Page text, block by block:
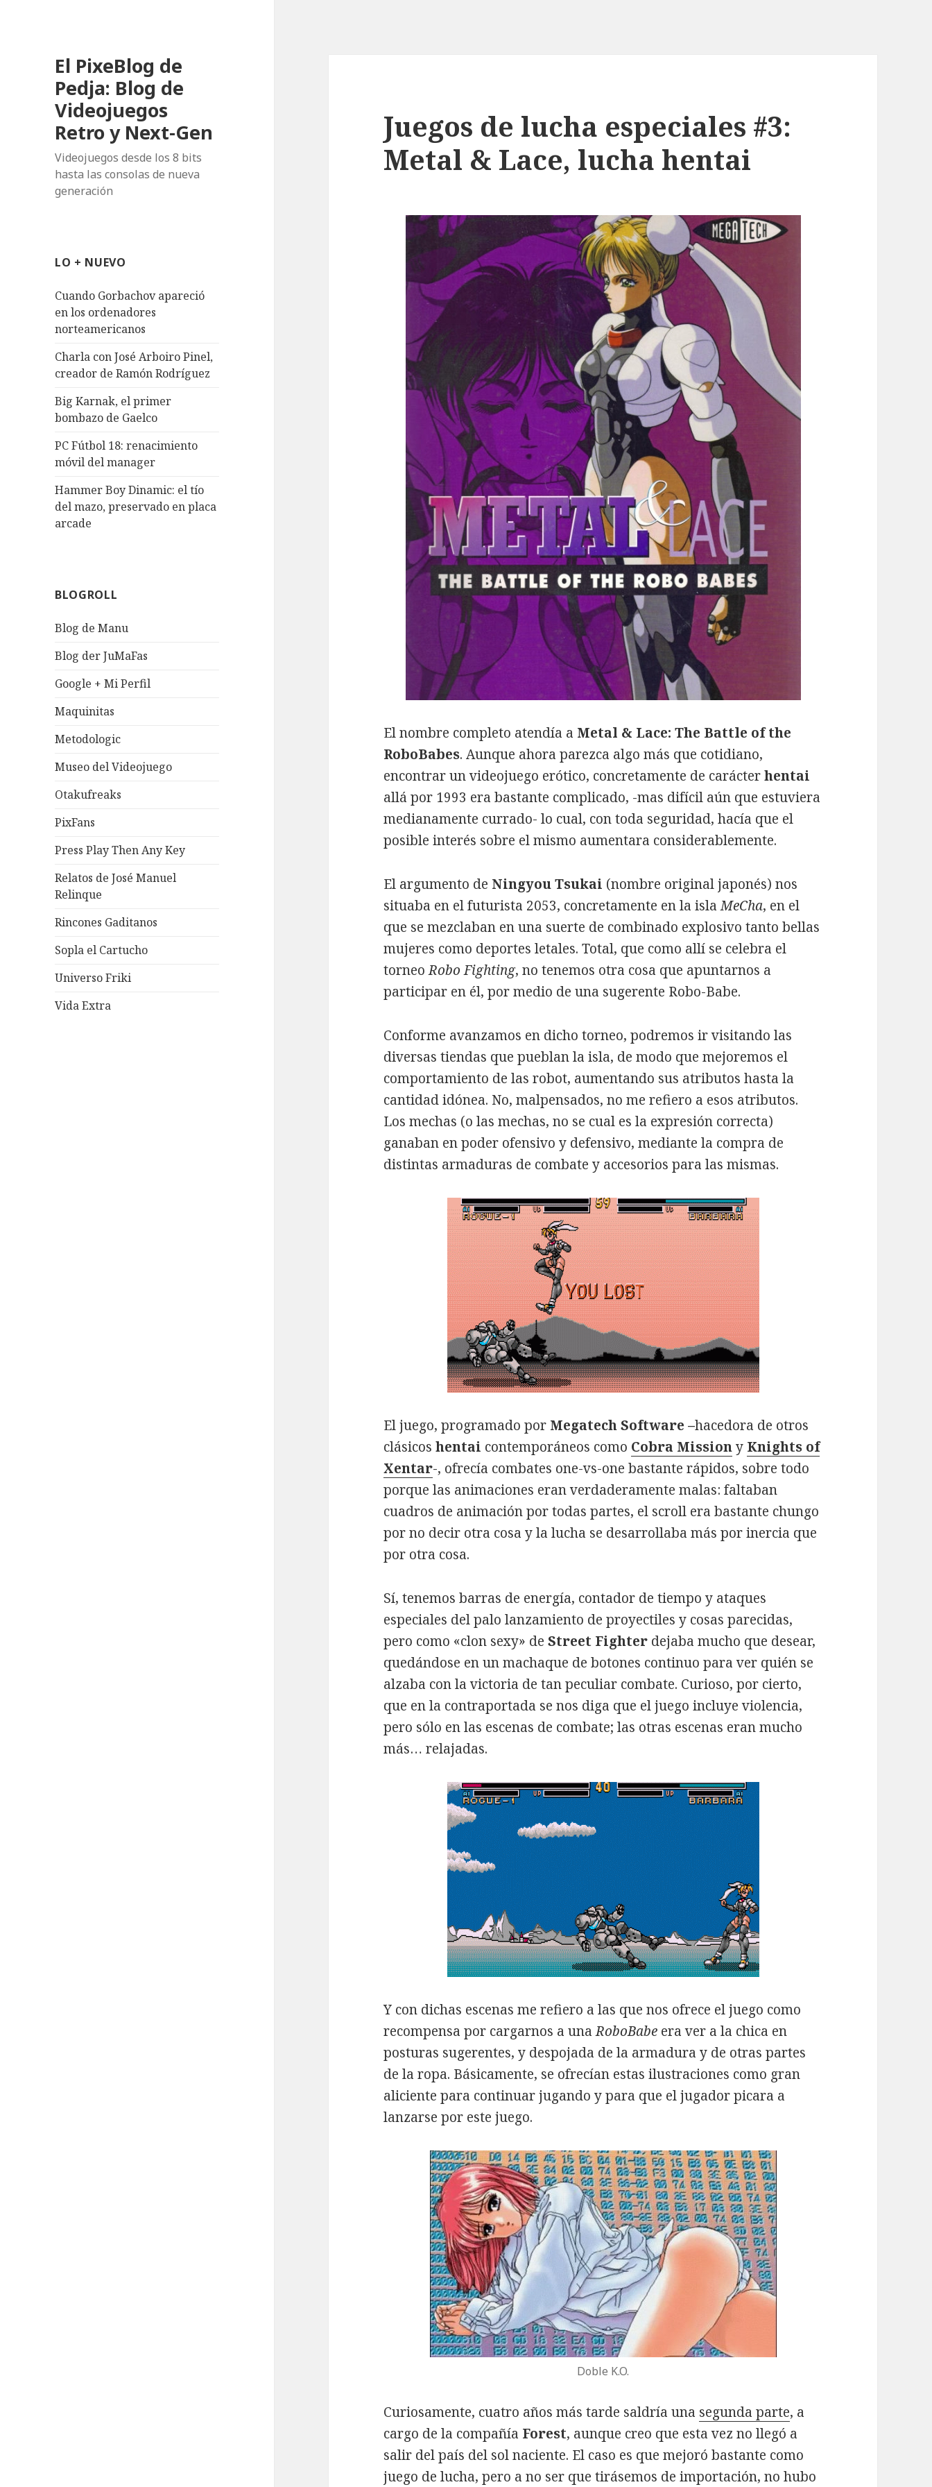
El PixeBlog de
Pedja: Blog de
Videojuegos
Retro y Next-Gen
Videojuegos desde los 8 bits
hasta las consolas de nueva
generación
LO + NUEVO
Cuando Gorbachov apareció
en los ordenadores
norteamericanos
Charla con José Arboiro Pinel,
creador de Ramón Rodríguez
Big Karnak, el primer
bombazo de Gaelco
PC Fútbol 18: renacimiento
móvil del manager
Hammer Boy Dinamic: el tío
del mazo, preservado en placa
arcade
BLOGROLL
Blog de Manu
Blog der JuMaFas
Google + Mi Perfil
Maquinitas
Metodologic
Museo del Videojuego
Otakufreaks
PixFans
Press Play Then Any Key
Relatos de José Manuel
Relinque
Rincones Gaditanos
Sopla el Cartucho
Universo Friki
Vida Extra
Juegos de lucha especiales #3:
Metal & Lace, lucha hentai
El nombre completo atendía a Metal & Lace: The Battle of the
RoboBabes. Aunque ahora parezca algo más que cotidiano,
encontrar un videojuego erótico, concretamente de carácterhentai
allá por 1993 era bastante complicado, -mas difícil aún que estuviera
medianamente currado- lo cual, con toda seguridad, hacía que el
posible interés sobre el mismo aumentara considerablemente.
El argumento de Ningyou Tsukai (nombre original japonés) nos
situaba en el futurista 2053, concretamente en la islaMeCha, en el
que se mezclaban en una suerte de combinado explosivo tanto bellas
mujeres como deportes letales. Total, que como allí se celebra el
torneoRobo Fighting, no tenemos otra cosa que apuntarnos a
participar en él, por medio de una sugerente Robo-Babe.
Conforme avanzamos en dicho torneo, podremos ir visitando las
diversas tiendas que pueblan la isla, de modo que mejoremos el
comportamiento de las robot, aumentando sus atributos hasta la
cantidad idónea. No, malpensados, no me refiero a esos atributos.
Los mechas (o las mechas, no se cual es la expresión correcta)
ganaban en poder ofensivo y defensivo, mediante la compra de
distintas armaduras de combate y accesorios para las mismas.
El juego, programado por Megatech Software –hacedora de otros
clásicoshentai contemporáneos como Cobra Missiony Knights of
Xentar-, ofrecía combates one-vs-one bastante rápidos, sobre todo
porque las animaciones eran verdaderamente malas: faltaban
cuadros de animación por todas partes, el scroll era bastante chungo
por no decir otra cosa y la lucha se desarrollaba más por inercia que
por otra cosa.
Sí, tenemos barras de energía, contador de tiempo y ataques
especiales del palo lanzamiento de proyectiles y cosas parecidas,
pero como «clon sexy» deStreet Fighter dejaba mucho que desear,
quedándose en un machaque de botones continuo para ver quién se
alzaba con la victoria de tan peculiar combate. Curioso, por cierto,
que en la contraportada se nos diga que el juego incluye violencia,
pero sólo en las escenas de combate; las otras escenas eran mucho
más… relajadas.
Y con dichas escenas me refiero a las que nos ofrece el juego como
recompensa por cargarnos a unaRoboBabe era ver a la chica en
posturas sugerentes, y despojada de la armadura y de otras partes
de la ropa. Básicamente, se ofrecían estas ilustraciones como gran
aliciente para continuar jugando y para que el jugador picara a
lanzarse por este juego.
Doble K.O.
Curiosamente, cuatro años más tarde saldría una segunda parte, a
cargo de la compañía Forest, aunque creo que esta vez no llegó a
salir del país del sol naciente. El caso es que mejoró bastante como
juego de lucha, pero a no ser que tirásemos de importación, no hubo